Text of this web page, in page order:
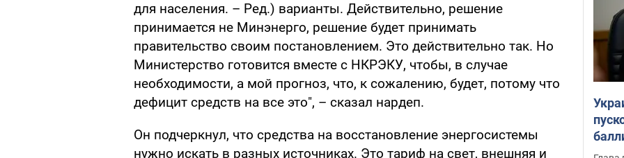
для населения. – Ред.) варианты. Действительно, решение
принимается не Минэнерго, решение будет принимать
правительство своим постановлением. Это действительно так. Но
Министерство готовится вместе с НКРЭКУ, чтобы, в случае
необходимости, а мой прогноз, что, к сожалению, будет, потому что
дефицит средств на все это", – сказал нардеп.
Он подчеркнул, что средства на восстановление энергосистемы
нужно искать в разных источниках. Это тариф на свет, внешняя и